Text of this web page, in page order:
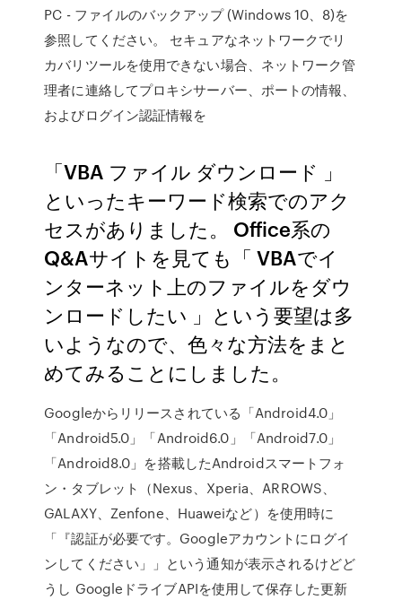
PC - ファイルのバックアップ (Windows 10、8)を
参照してください。 セキュアなネットワークでリ
カバリツールを使用できない場合、ネットワーク管
理者に連絡してプロキシサーバー、ポートの情報、
およびログイン認証情報を
「VBA ファイル ダウンロード 」
といったキーワード検索でのアク
セスがありました。 Office系の
Q&Aサイトを見ても「 VBAでイ
ンターネット上のファイルをダウ
ンロードしたい 」という要望は多
いようなので、色々な方法をまと
めてみることにしました。
Googleからリリースされている「Android4.0」
「Android5.0」「Android6.0」「Android7.0」
「Android8.0」を搭載したAndroidスマートフォ
ン・タブレット（Nexus、Xperia、ARROWS、
GALAXY、Zenfone、Huaweiなど）を使用時に
「『認証が必要です。Googleアカウントにログイ
ンしてください」」という通知が表示されるけどど
うし GoogleドライブAPIを使用して保存した更新